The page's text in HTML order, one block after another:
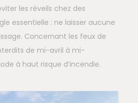
les réveils chez des
essentielle : ne laisser aucune
Concernant les feux de
de mi-avril à mi-
à haut risque d’incendie.